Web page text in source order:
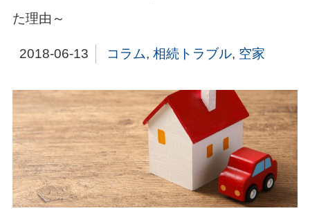
た理由～
2018-06-13 コラム, 相続トラブル, 空家